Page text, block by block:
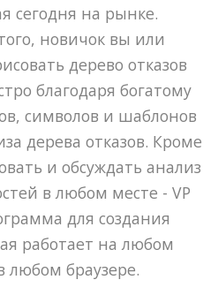
сегодня на рынке.
новичок вы или
дерево отказов
благодаря богатому
символов и шаблонов
дерева отказов. Кроме
и обсуждать анализ
в любом месте - VP
для создания
работает на любом
любом браузере.